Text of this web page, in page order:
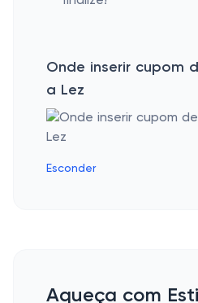
Onde inserir cupom
a Lez
Esconder
Aqueça com